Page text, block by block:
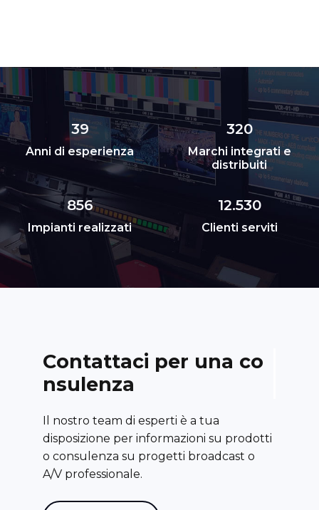
39
Anni di esperienza
320
Marchi integrati e
distribuiti
856
Impianti realizzati
12.530
Clienti serviti
Contattaci per una co
nsulenza
Il nostro team di esperti è a tua
disposizione per informazioni su prodotti
o consulenza su progetti broadcast o
A/V professionale.